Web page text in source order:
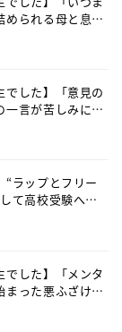
められる母と息子
でした】「意見の
一言が苦しみに…
“ラップとフリー
て高校受験へ
でした】「メンタ
まった悪ふざけ